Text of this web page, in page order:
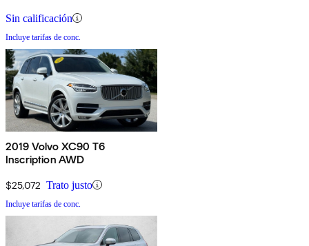
Sin calificación
Incluye tarifas de conc.
2019 Volvo XC90 T6
Inscription AWD
$25,072 Trato justo
Incluye tarifas de conc.